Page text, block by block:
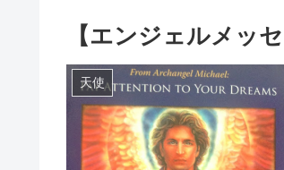
【エンジェルメッ
天使